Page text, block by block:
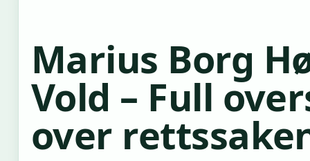
Marius Borg
Vold – Full
over